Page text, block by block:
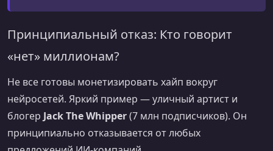
Принципиальный отказ: Кто говорит
«нет» миллионам?
Не все готовы монетизировать хайп вокруг
нейросетей. Яркий пример — уличный артист и
блогер Jack The Whipper(7 млн подписчиков). Он
принципиально отказывается от любых